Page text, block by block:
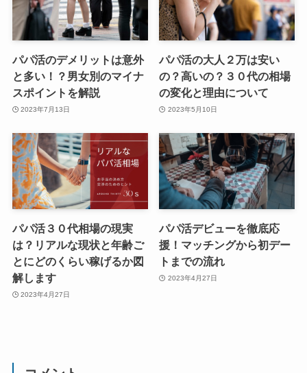
パパ活のデメリットは意外
と多い！？男女別のマイナ
スポイントを解説
2023年7月13日
パパ活の大人２万は安い
の？高いの？３０代の相場
の変化と理由について
2023年5月10日
パパ活３０代相場の現実
は？リアルな現状と年齢ご
とにどのくらい稼げるか図
解します
2023年4月27日
パパ活デビューを徹底応
援！マッチングから初デー
トまでの流れ
2023年4月27日